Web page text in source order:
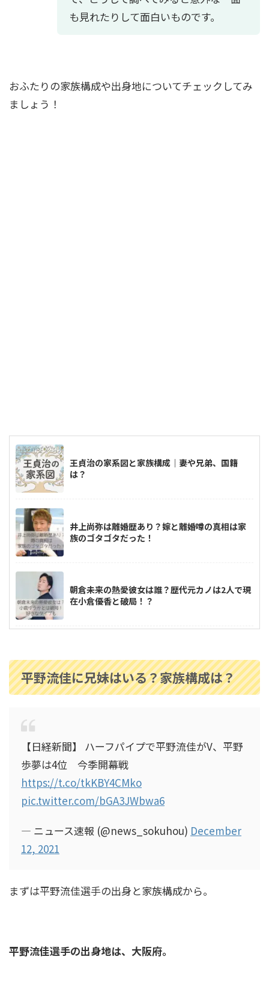
も見れたりして面白いものです。
おふたりの家族構成や出身地についてチェックしてみ
ましょう！
王貞治の家系図と家族構成｜妻や兄弟、国籍
は？
井上尚弥は離婚歴あり？嫁と離婚噂の真相は家
族のゴタゴタだった！
朝倉未来の熱愛彼女は誰？歴代元カノは2人で現
在小倉優香と破局！？
ぎ？比較画像をチェック
小林陵侑は結婚してる？彼女は？高梨沙羅への
ハグがイケメンすぎ！
平野流佳に兄妹はいる？家族構成は？
【日経新聞】 ハーフパイプで平野流佳がV、平野
歩夢は4位 今季開幕戦
https://t.co/tkKBY4CMko
pic.twitter.com/bGA3JWbwa6
— ニュース速報 (@news_sokuhou) December
12, 2021
まずは平野流佳選手の出身と家族構成から。
平野流佳選手の出身地は、大阪府。